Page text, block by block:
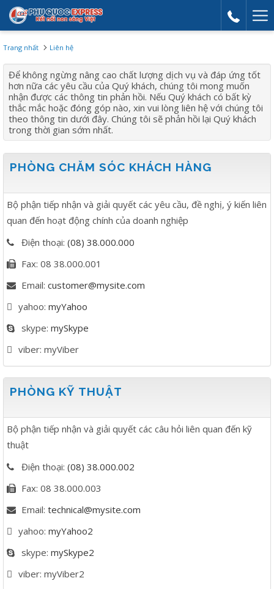
Trang nhất Liên hệ
Để không ngừng nâng cao chất lượng dịch vụ và đáp ứng tốt
hơn nữa các yêu cầu của Quý khách, chúng tôi mong muốn
nhận được các thông tin phản hồi. Nếu Quý khách có bất kỳ
thắc mắc hoặc đóng góp nào, xin vui lòng liên hệ với chúng tôi
theo thông tin dưới đây. Chúng tôi sẽ phản hồi lại Quý khách
trong thời gian sớm nhất.
PHÒNG CHĂM SÓC KHÁCH HÀNG
Bộ phận tiếp nhận và giải quyết các yêu cầu, đề nghị, ý kiến liên
quan đến hoạt động chính của doanh nghiệp
Điện thoại: (08) 38.000.000
Fax: 08 38.000.001
Email: customer@mysite.com
yahoo: myYahoo
skype: mySkype
viber: myViber
PHÒNG KỸ THUẬT
Bộ phận tiếp nhận và giải quyết các câu hỏi liên quan đến kỹ
thuật
Điện thoại: (08) 38.000.002
Fax: 08 38.000.003
Email: technical@mysite.com
yahoo: myYahoo2
skype: mySkype2
viber: myViber2